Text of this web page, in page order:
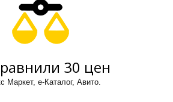
30 цен
Маркет, е-Каталог, Авито.